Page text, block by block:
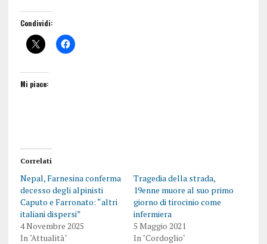
Condividi:
Mi piace:
Correlati
Nepal, Farnesina conferma
decesso degli alpinisti
Caputo e Farronato: “altri
italiani dispersi”
4 Novembre 2025
In "Attualità"
Tragedia della strada,
19enne muore al suo primo
giorno di tirocinio come
infermiera
5 Maggio 2021
In "Cordoglio"